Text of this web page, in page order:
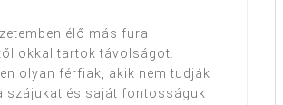
élő más fura
okkal tartok távolságot.
olyan férfiak, akik nem tudják
szájukat és saját fontosságuk